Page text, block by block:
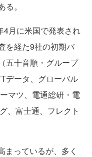
。
月に米国で発表され
を経た9社の初期パ
五十音順・グループ
データ、グローバル
マツ、電通総研・電
、富士通、フレクト
っているが、多く